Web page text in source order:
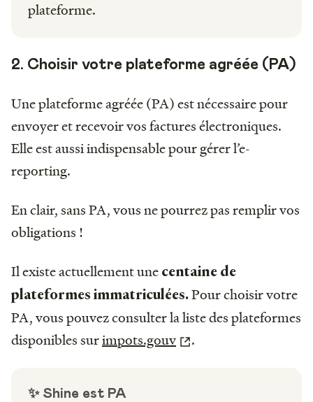
plateforme.
2. Choisir votre plateforme agréée (PA)
Une plateforme agréée (PA) est nécessaire pour
envoyer et recevoir vos factures électroniques.
Elle est aussi indispensable pour gérer l’e-
reporting.
En clair, sans PA, vous ne pourrez pas remplir vos
obligations !
Il existe actuellement une centaine de
plateformes immatriculées.Pour choisir votre
PA, vous pouvez consulter la liste des plateformes
disponibles surimpots.gouv .
✨ Shine est PA